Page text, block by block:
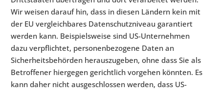
Wir weisen darauf hin, dass in diesen Ländern kein mit
der EU vergleichbares Datenschutzniveau garantiert
werden kann. Beispielsweise sind US-Unternehmen
dazu verpflichtet, personenbezogene Daten an
Sicherheitsbehörden herauszugeben, ohne dass Sie als
Betroffener hiergegen gerichtlich vorgehen könnten. Es
kann daher nicht ausgeschlossen werden, dass US-